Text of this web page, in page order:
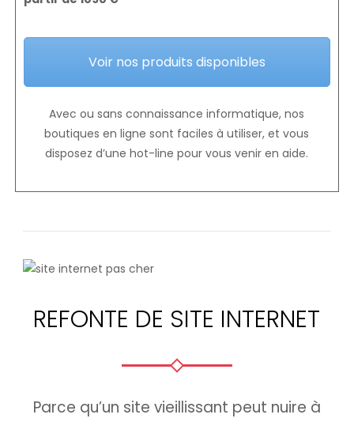
Voir nos produits disponibles
Avec ou sans connaissance informatique, nos
boutiques en ligne sont faciles à utiliser, et vous
disposez d’une hot-line pour vous venir en aide.
REFONTE DE SITE INTERNET
Parce qu’un site vieillissant peut nuire à